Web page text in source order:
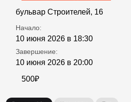
бульвар Строителей, 16
Начало:
10 июня 2026 в 18:30
Завершение:
10 июня 2026 в 20:00
500₽